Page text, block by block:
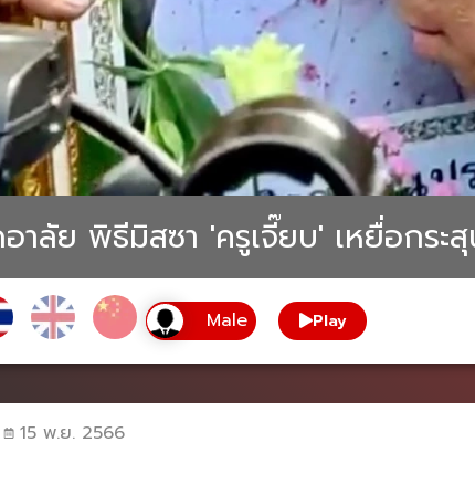
าลัย พิธีมิสซา 'ครูเจี๊ยบ' เหยื่อกระ
Play
15 พ.ย. 2566